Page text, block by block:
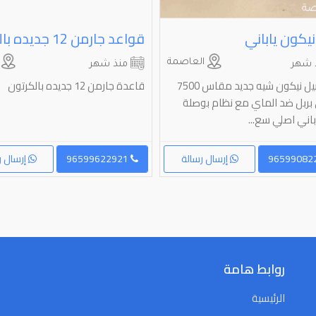
ياباني
العاصمة شهر
للبيع دربيل نيكون شيه جديد مقاس 7500
ضد الماي مع نظام بوصلة
اصلي سع...
إرسال رسالة
منذ شهر
قاعدة جارمن 12 جديده بالكرتون
إرسال 96599622921
روابط هامة
الرئيسية